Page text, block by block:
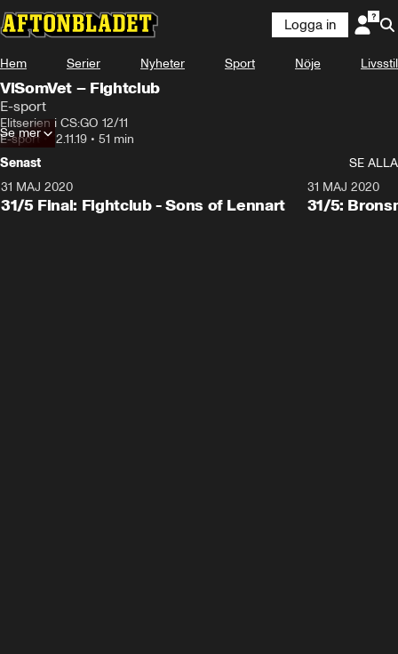
Logga in
Hem Serier Nyheter Sport Nöje Livsstil
ViSomVet – Fightclub
E-sport
Elitserien i CS:GO 12/11
E-sport • 12.11.19 • 51 min
Se mer
Senast
SE ALLA
31 MAJ 2020
31/5 Final: Fightclub - Sons of Lennart
31 MAJ 2020
31/5: